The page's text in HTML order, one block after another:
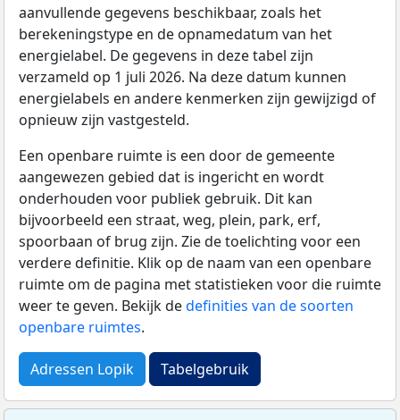
aanvullende gegevens beschikbaar, zoals het
berekeningstype en de opnamedatum van het
energielabel. De gegevens in deze tabel zijn
verzameld op 1 juli 2026. Na deze datum kunnen
energielabels en andere kenmerken zijn gewijzigd of
opnieuw zijn vastgesteld.
Een openbare ruimte is een door de gemeente
aangewezen gebied dat is ingericht en wordt
onderhouden voor publiek gebruik. Dit kan
bijvoorbeeld een straat, weg, plein, park, erf,
spoorbaan of brug zijn. Zie de toelichting voor een
verdere definitie. Klik op de naam van een openbare
ruimte om de pagina met statistieken voor die ruimte
weer te geven. Bekijk dedefinities van de soorten
openbare ruimtes.
Adressen Lopik Tabelgebruik